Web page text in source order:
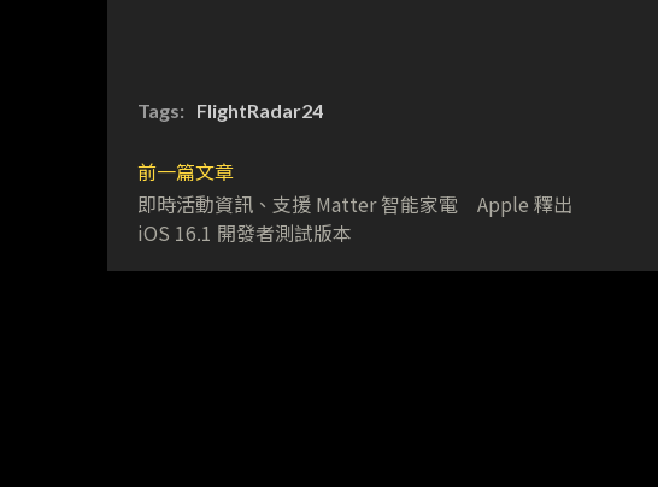
Tags: FlightRadar24
前一篇文章
即時活動資訊、支援 Matter 智能家電 Apple 釋出
iOS 16.1 開發者測試版本